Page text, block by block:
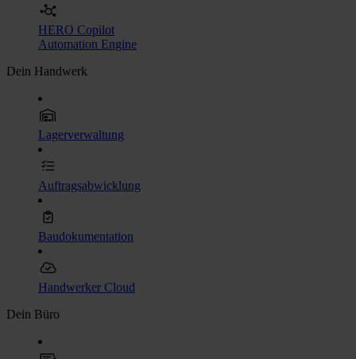
HERO Copilot
Automation Engine
Dein Handwerk
Lagerverwaltung
Auftragsabwicklung
Baudokumentation
Handwerker Cloud
Dein Büro